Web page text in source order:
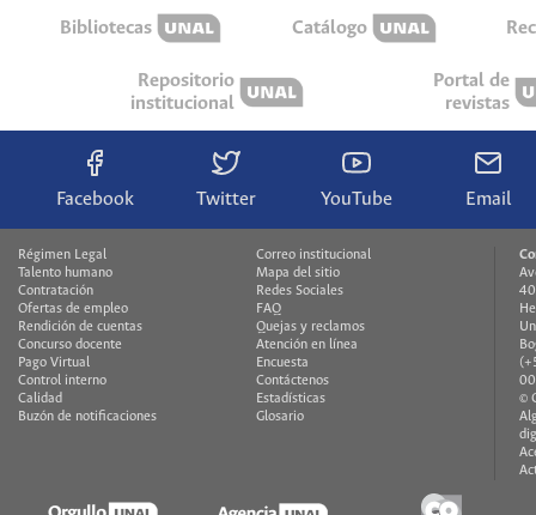
Bibliotecas Catálogo
Repositorio
institucional
Portal de
revistas
Facebook Twitter YouTube Email
Régimen Legal
Talento humano
Contratación
Ofertas de empleo
Rendición de cuentas
Concurso docente
Pago Virtual
Control interno
Calidad
Buzón de notificaciones
Correo institucional
Mapa del sitio
Redes Sociales
FAQ
Quejas y reclamos
Atención en línea
Encuesta
Contáctenos
Estadísticas
Glosario
©